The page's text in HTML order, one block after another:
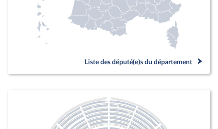
Liste des député(e)s du département